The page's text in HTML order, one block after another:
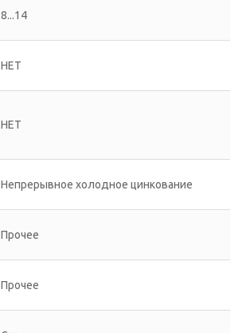
8...14
НЕТ
НЕТ
Непрерывное холодное цинкование
Прочее
Прочее